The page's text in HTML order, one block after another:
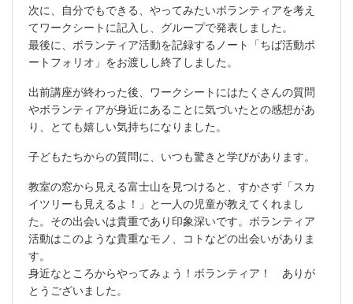
次に、自分でもできる、やってみたいボランティアを考え
てワークシートに記入し、グループで発表しました。
最後に、ボランティア活動を記録するノート「ちば活動ポ
ートフォリオ」をお渡しし終了しました。
出前講座が終わった後、ワークシートにはたくさんの質問
やボランティアが身近にあることに気づいたとの感想があ
り、とても嬉しい気持ちになりました。
子どもたちからの質問に、いつも驚きと学びがあります。
教室の窓から見える富士山を見つけると、すかさず「スカ
イツリーも見えるよ！」と一人の児童が教えてくれまし
た。その出会いは貴重であり印象深いです。ボランティア
活動はこのような貴重なモノ、コトなどの出会いがありま
す。
身近なところからやってみょう！ボランティア！ ありが
とうございました。